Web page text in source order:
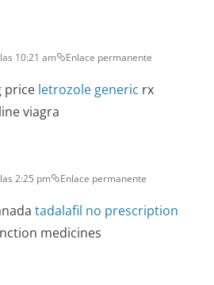
10:21 am Enlace permanente
price letrozole generic rx
viagra
2:25 pm Enlace permanente
tadalafil no prescription
medicines